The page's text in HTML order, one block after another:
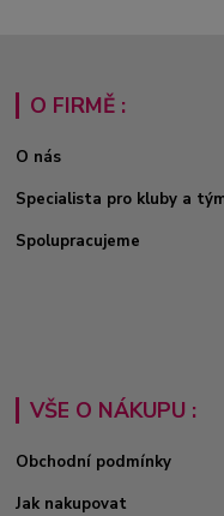
O FIRMĚ :
O nás
Specialista pro kluby a
Spolupracujeme
VŠE O NÁKUPU :
Obchodní podmínky
Jak nakupovat